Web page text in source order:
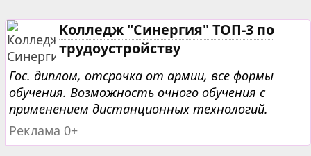
Колледж "Синергия" ТОП-3 по
трудоустройству
Гос. диплом, отсрочка от армии, все формы
обучения. Возможность очного обучения с
применением дистанционных технологий.
Реклама 0+